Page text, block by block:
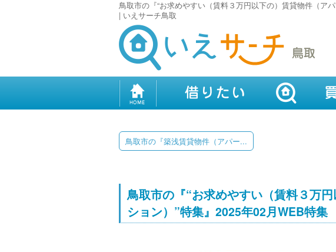
鳥取市の『“お求めやすい（賃料３万円以下の）賃貸物件（ア
| いえサーチ鳥取
鳥取市の『築浅賃貸物件（アパー...
鳥取市の『“お求めやすい（賃料３万
ション）”特集』2025年02月WEB特集